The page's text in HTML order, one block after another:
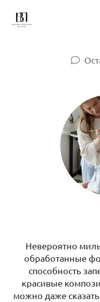
Невероятно
обработанные
способность
красивые
можно даже